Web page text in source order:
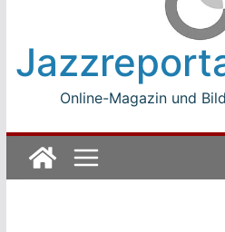
Beth Hart
Luca
Modena
Online-Magazin und